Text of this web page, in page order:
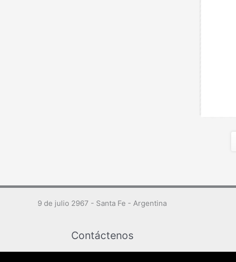
9 de julio 2967 - Santa Fe - Argentina
Contáctenos